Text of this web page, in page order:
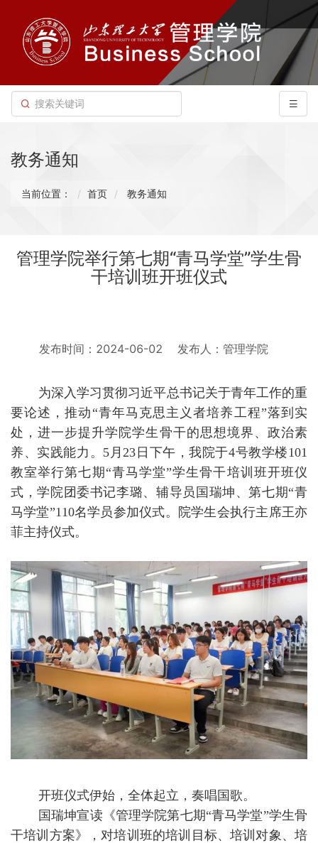
教务通知
当前位置： 首页 教务通知
管理学院举行第七期“青马学堂”学生骨
干培训班开班仪式
发布时间：2024-06-02 发布人：管理学院
为深入学习贯彻习近平总书记关于青年工作的重
要论述，推动 “青年马克思主义者培养工程”落到实
处，进一步提升学院学生骨干的思想境界、政治素
养、实践能力。5月23日下午，我院于4号教学楼101
教室举行第七期“青马学堂”学生骨干培训班开班仪
式，学院团委书记李璐、辅导员国瑞坤、第七期“青
马学堂”110名学员参加仪式。院学生会执行主席王亦
菲主持仪式。
开班仪式伊始，全体起立，奏唱国歌。
国瑞坤宣读《管理学院第七期“青马学堂”学生骨
干培训方案》，对培训班的培训目标、培训对象、培